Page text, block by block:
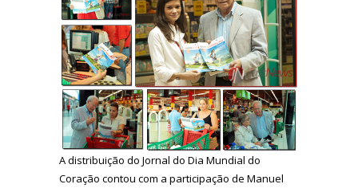
A distribuição do Jornal do Dia Mundial do
Coração contou com a participação de Manuel